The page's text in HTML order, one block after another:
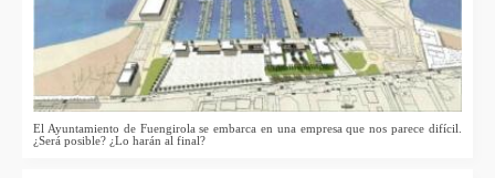
El Ayuntamiento de Fuengirola se embarca en una empresa que nos parece difícil.
¿Será posible? ¿Lo harán al final?